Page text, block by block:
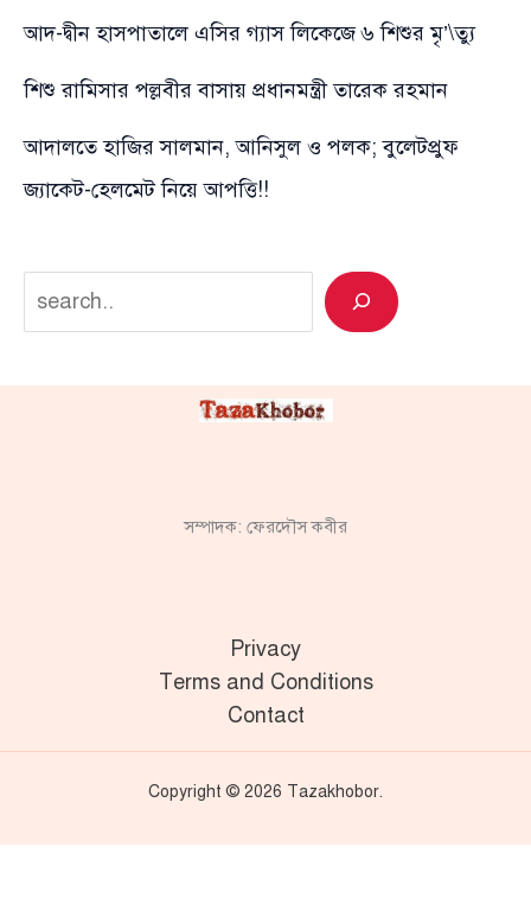
আদ-দ্বীন হাসপাতালে এসির গ্যাস লিকেজে ৬ শিশুর মৃ’\ত্যু
শিশু রামিসার পল্লবীর বাসায় প্রধানমন্ত্রী তারেক রহমান
আদালতে হাজির সালমান, আনিসুল ও পলক; বুলেটপ্রুফ
জ্যাকেট-হেলমেট নিয়ে আপত্তি!!
Search
সম্পাদক: ফেরদৌস কবীর
Privacy
Terms and Conditions
Contact
Copyright © 2026 Tazakhobor.